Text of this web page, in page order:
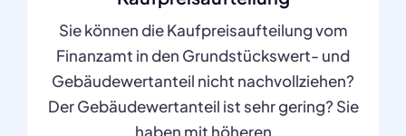
Sie können die Kaufpreisaufteilung vom
Finanzamt in den Grundstückswert- und
Gebäudewertanteil nicht nachvollziehen?
Der Gebäudewertanteil ist sehr gering? Sie
haben mit höheren